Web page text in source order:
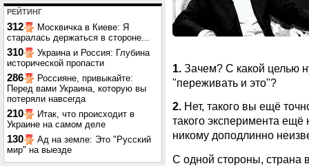
РЕЙТИНГ
312
Москвичка в Киеве: Я
старалась держаться в стороне...
310
Украина и Россия: Глубина
исторической пропасти
286
Россияне, привыкайте:
Перед вами Украина, которую вы
потеряли навсегда
210
Итак, что происходит в
Украине на самом деле
130
Ад на земле: Это "Русский
мир" на выезде
1. Зачем? С какой целью
"переживать и это"?
2. Нет, такого вы ещё
такого эксперимента
никому доподлинно
С одной стороны, страна